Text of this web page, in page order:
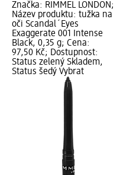
Značka: RIMMEL LONDON;
Název produktu: tužka na
oči Scandal´Eyes
Exaggerate 001 Intense
Black, 0,35 g; Cena:
97,50 Kč; Dostupnost:
Status zelený Skladem,
Status šedý Vybrat